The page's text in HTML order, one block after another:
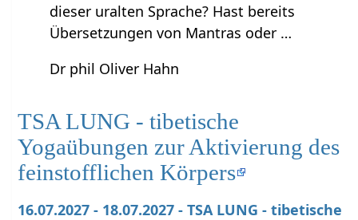
dieser uralten Sprache? Hast bereits
Übersetzungen von Mantras oder …
Dr phil Oliver Hahn
TSA LUNG - tibetische
Yogaübungen zur Aktivierung des
feinstofflichen Körpers
16.07.2027 - 18.07.2027 - TSA LUNG - tibetische